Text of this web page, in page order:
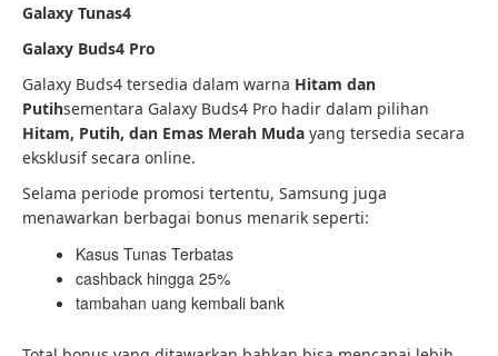
Galaxy Tunas4
Galaxy Buds4 Pro
Galaxy Buds4 tersedia dalam warna Hitam dan
Putihsementara Galaxy Buds4 Pro hadir dalam pilihan
Hitam, Putih, dan Emas Merah Muda yang tersedia secara
eksklusif secara online.
Selama periode promosi tertentu, Samsung juga
menawarkan berbagai bonus menarik seperti:
Kasus Tunas Terbatas
cashback hingga 25%
tambahan uang kembali bank